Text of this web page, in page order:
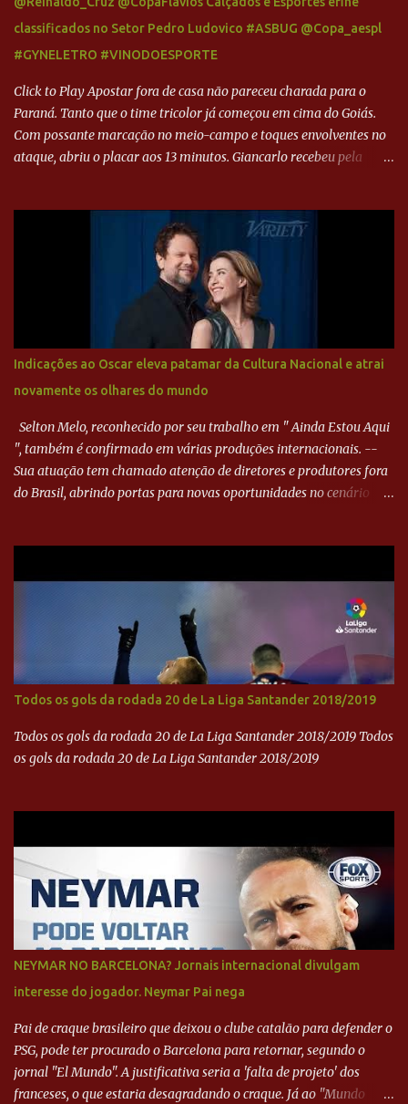
classificados no Setor Pedro Ludovico #ASBUG @Copa_aespl
#GYNELETRO #VINODOESPORTE
Click to Play Apostar fora de casa não pareceu charada para o
Paraná. Tanto que o time tricolor já começou em cima do Goiás.
Com possante marcação no meio-campo e toques envolventes no
ataque, abriu o placar aos 13 minutos. Giancarlo recebeu pela
Paraná ampliou a vantagem aos 21 minutos. Éverton Garroni
desviou cruzamento de cabeça e, mesmo de costas, incidiu o canto
direito de Harlei. O goleiro esmeraldino se esticou e até tocou na
bola, mas não o suficiente para desviar sua trajetória. O ataque do
Goiás era nulo, tanto que o Paraná seguiu em cima. Aos 32
minutos, Jefferson cabeceou e Harlei fez grande defesa. Seis
minutos depois, Wellington encheu o pé e quase surpreendeu o
goleiro rival, que novamente defendeu. No fim, Jefferson teve
outra boa chance, mas parou no goleiro. Gol para matar espera...
Indicações ao Oscar eleva patamar da Cultura Nacional e atrai
novamente os olhares do mundo
Selton Melo, reconhecido por seu trabalho em " Ainda Estou Aqui
", também é confirmado em várias produções internacionais. --
Sua atuação tem chamado atenção de diretores e produtores fora
do Brasil, abrindo portas para novas oportunidades no cenário
Todos os gols da rodada 20 de La Liga Santander 2018/2019
Todos os gols da rodada 20 de La Liga Santander 2018/2019 Todos
os gols da rodada 20 de La Liga Santander 2018/2019
NEYMAR NO BARCELONA? Jornais internacional divulgam
interesse do jogador. Neymar Pai nega
Pai de craque brasileiro que deixou o clube catalão para defender o
PSG, pode ter procurado o Barcelona para retornar, segundo o
jornal "El Mundo". A justificativa seria a 'falta de projeto' dos
franceses, o que estaria desagradando o craque. Já ao "Mundo